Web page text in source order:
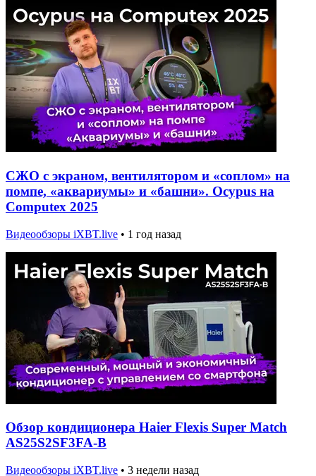
СЖО с экраном, вентилятором и «соплом» на
помпе, «аквариумы» и «башни». Ocypus на
Computex 2025
Видеообзоры iXBT.live • 1 год назад
Обзор кондиционера Haier Flexis Super Match
AS25S2SF3FA-B
Видеообзоры iXBT.live • 3 недели назад